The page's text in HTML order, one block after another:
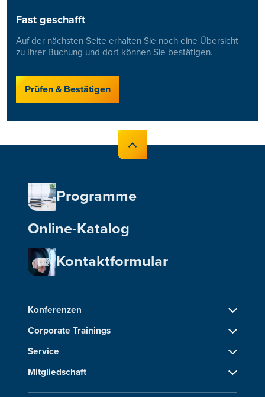
Fast geschafft
Auf der nächsten Seite erhalten Sie noch eine Übersicht
zu Ihrer Buchung und dort können Sie bestätigen.
Prüfen & Bestätigen
Programme
Online-Katalog
Kontaktformular
Konferenzen
Corporate Trainings
Service
Mitgliedschaft